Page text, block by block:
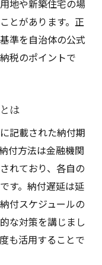
ル管理法を伝
を知ろう
するポイント
用範囲を知ろう
どこで得られる
金計画を見直す
を支払うメリッ
地や新築住宅の場
とがあります。正
準を自治体の公式
税のポイントで
は
記載された納付期
付方法は金融機関
れており、各自の
す。納付遅延は延
付スケジュールの
な対策を講じまし
も活用することで